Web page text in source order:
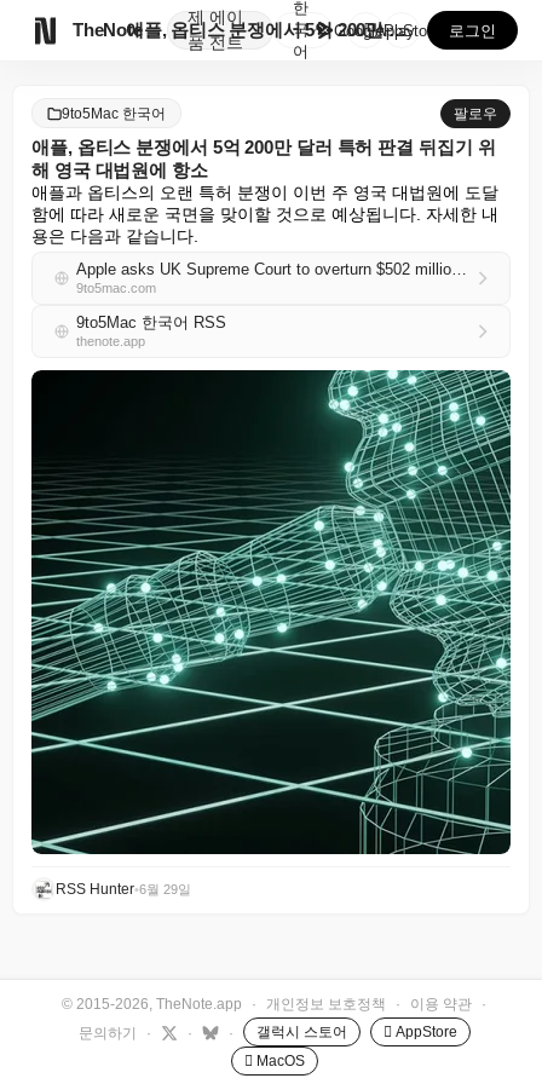
TheNote
제
품
에이
전트
애플, 옵티스 분쟁에서 5억 200만 달러 특허 판결 ...
한
국
어
GooglePlay
AppStore 로그인
9to5Mac 한국어 팔로우
애플, 옵티스 분쟁에서 5억 200만 달러 특허 판결 뒤집기 위
해 영국 대법원에 항소
애플과 옵티스의 오랜 특허 분쟁이 이번 주 영국 대법원에 도달
함에 따라 새로운 국면을 맞이할 것으로 예상됩니다. 자세한 내
용은 다음과 같습니다.
Apple asks UK Supreme Court to overturn $502 million patent ruling in Optis dispute
9to5mac.com
9to5Mac 한국어 RSS
thenote.app
RSS Hunter•6월 29일
© 2015-2026, TheNote.app · 개인정보 보호정책 · 이용 약관
·
문의하기
· · · 갤럭시 스토어
 AppStore
 MacOS